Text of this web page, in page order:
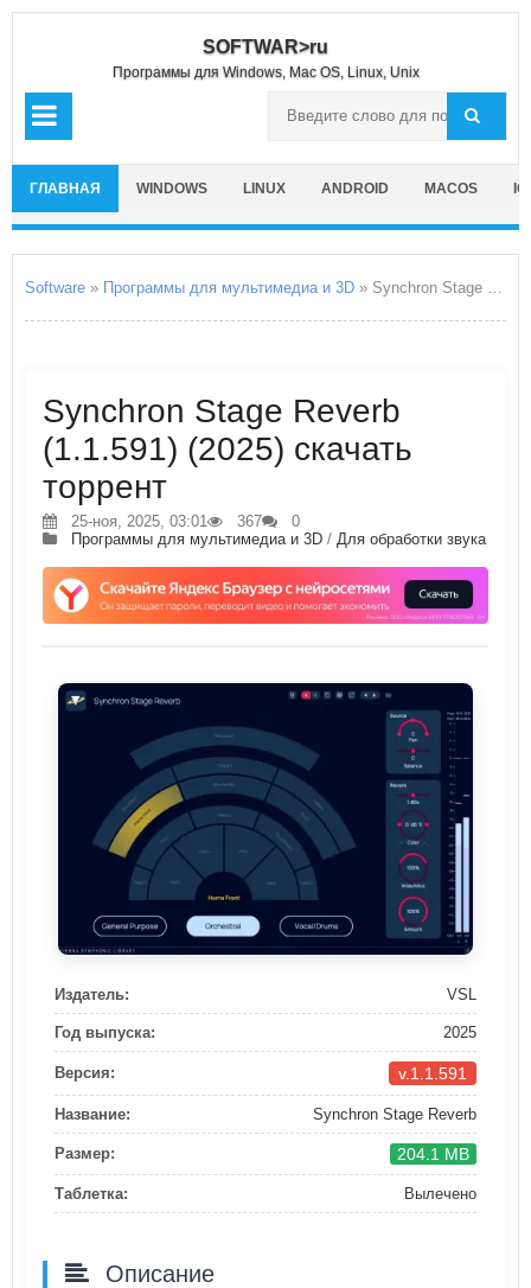
SOFTWAR>ru
Программы для Windows, Mac OS, Linux, Unix
ГЛАВНАЯ WINDOWS LINUX ANDROID MACOS
Software » Программы для мультимедиа и 3D » Synchron Stage Reverb
Synchron Stage Reverb
(1.1.591) (2025) скачать
торрент
25-ноя, 2025, 03:01 367
0
Программы для мультимедиа и 3D / Для обработки звука
Издатель: VSL
Год выпуска: 2025
Версия: v.1.1.591
Название: Synchron Stage Reverb
Размер: 204.1 MB
Таблетка: Вылечено
Описание